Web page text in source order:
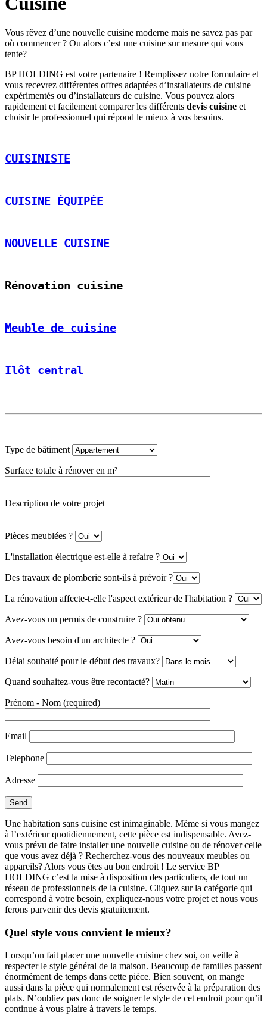
Vous rêvez d’une nouvelle cuisine moderne mais ne savez pas par
où commencer ? Ou alors c’est une cuisine sur mesure qui vous
tente?
BP HOLDING est votre partenaire ! Remplissez notre formulaire et
vous recevrez différentes offres adaptées d’installateurs de cuisine
expérimentés ou d’installateurs de cuisine. Vous pouvez alors
rapidement et facilement comparer les différents devis cuisine et
choisir le professionnel qui répond le mieux à vos besoins.
CUISINISTE
CUISINE ÉQUIPÉE
NOUVELLE CUISINE
Rénovation cuisine
Meuble de cuisine
Ilôt central
Type de bâtiment
Surface totale à rénover en m²
Description de votre projet
Pièces meublées ?
L'installation électrique est-elle à refaire ?
Des travaux de plomberie sont-ils à prévoir ?
La rénovation affecte-t-elle l'aspect extérieur de l'habitation ?
Avez-vous un permis de construire ?
Avez-vous besoin d'un architecte ?
Délai souhaité pour le début des travaux?
Quand souhaitez-vous être recontacté?
Prénom - Nom (required)
Email
Telephone
Adresse
Une habitation sans cuisine est inimaginable. Même si vous mangez
à l’extérieur quotidiennement, cette pièce est indispensable. Avez-
vous prévu de faire installer une nouvelle cuisine ou de rénover celle
que vous avez déjà ? Recherchez-vous des nouveaux meubles ou
appareils? Alors vous êtes au bon endroit ! Le service BP
HOLDING c’est la mise à disposition des particuliers, de tout un
réseau de professionnels de la cuisine. Cliquez sur la catégorie qui
correspond à votre besoin, expliquez-nous votre projet et nous vous
ferons parvenir des devis gratuitement.
Quel style vous convient le mieux?
Lorsqu’on fait placer une nouvelle cuisine chez soi, on veille à
respecter le style général de la maison. Beaucoup de familles passent
énormément de temps dans cette pièce. Bien souvent, on mange
aussi dans la pièce qui normalement est réservée à la préparation des
plats. N’oubliez pas donc de soigner le style de cet endroit pour qu’il
continue à vous plaire à travers le temps.